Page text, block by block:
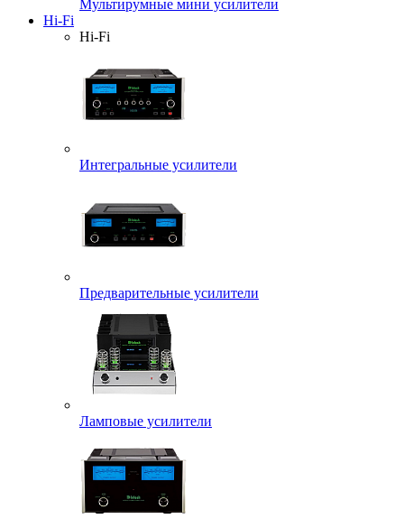
Мультирумные мини усилители
Hi-Fi
Hi-Fi
Интегральные усилители
Предварительные усилители
Ламповые усилители